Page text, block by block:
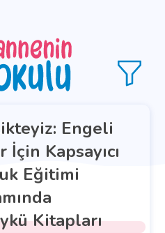
Engeli
Kapsayıcı
Eğitimi
Kitapları